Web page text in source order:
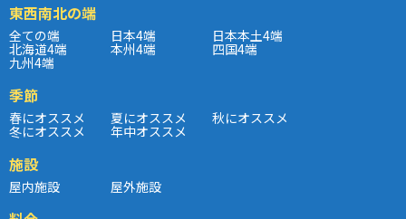
東西南北の端
全ての端 日本4端 日本本土4端
北海道4端 本州4端 四国4端
九州4端
季節
春にオススメ 夏にオススメ 秋にオススメ
冬にオススメ 年中オススメ
施設
屋内施設 屋外施設